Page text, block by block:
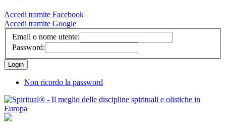
Accedi tramite Facebook
Accedi tramite Google
Email o nome utente:
Password:
Non ricordo la password